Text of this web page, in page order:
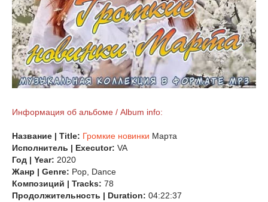
Информация об альбоме / Album info:
Название | Title: Громкие новинки Марта
Исполнитель | Executor: VA
Год | Year: 2020
Жанр | Genre: Pop, Dance
Композиций | Tracks: 78
Продолжительность | Duration: 04:22:37